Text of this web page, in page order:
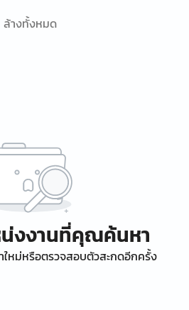
ล้างทั้งหมด
งงานที่คุณค้นหา
หม่หรือตรวจสอบตัวสะกดอีกครั้ง